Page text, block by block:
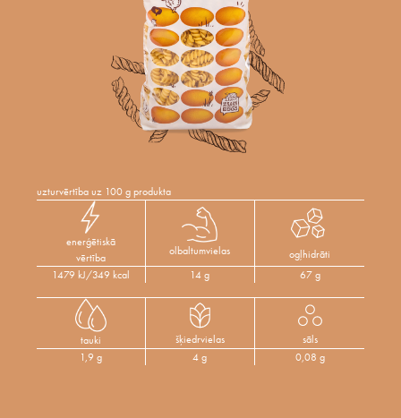
uzturvērtība uz 100 g produkta
enerģētiskā
vērtība
olbaltumvielas
ogļhidrāti
1479 kJ/349 kcal
14 g 67 g
tauki šķiedrvielas
sāls
1,9 g
4 g 0,08 g